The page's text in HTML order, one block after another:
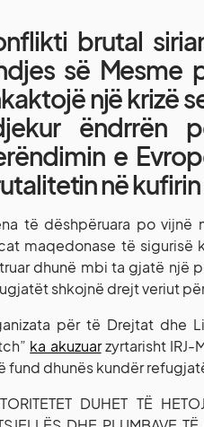
brutal
së Mesme
një krizë
e
në
të dëshpëruara po vijnë
maqedonase të sigurisë
dhunë mbi ta gjatë një
shkojnë drejt veriut
për të Drejtat dhe
ka akuzuarzyrtarisht IRJ-
fund dhunës kundër
DUHET TË